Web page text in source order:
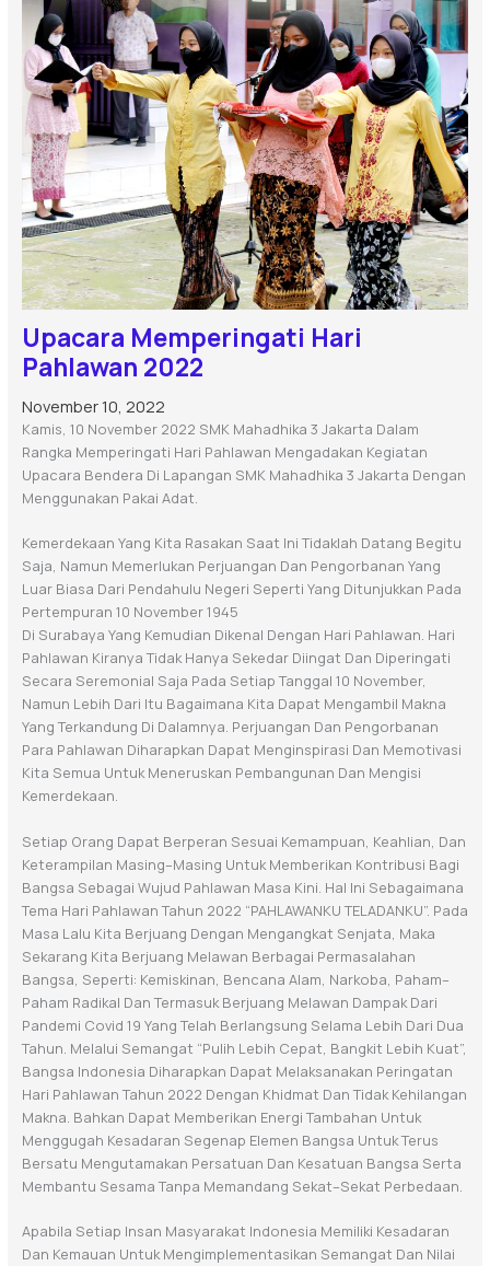
Upacara Memperingati Hari
Pahlawan 2022
November 10, 2022
Kamis, 10 November 2022 SMK Mahadhika 3 Jakarta Dalam
Rangka Memperingati Hari Pahlawan Mengadakan Kegiatan
Upacara Bendera Di Lapangan SMK Mahadhika 3 Jakarta Dengan
Menggunakan Pakai Adat.
Kemerdekaan Yang Kita Rasakan Saat Ini Tidaklah Datang Begitu
Saja, Namun Memerlukan Perjuangan Dan Pengorbanan Yang
Luar Biasa Dari Pendahulu Negeri Seperti Yang Ditunjukkan Pada
Pertempuran 10 November1945
Di Surabaya Yang Kemudian Dikenal Dengan Hari Pahlawan. Hari
Pahlawan Kiranya Tidak Hanya Sekedar Diingat Dan Diperingati
Secara Seremonial Saja Pada Setiap Tanggal 10 November,
Namun Lebih Dari Itu Bagaimana Kita Dapat Mengambil Makna
Yang Terkandung Di Dalamnya. Perjuangan Dan Pengorbanan
Para Pahlawan Diharapkan Dapat Menginspirasi Dan Memotivasi
Kita Semua Untuk Meneruskan Pembangunan Dan Mengisi
Kemerdekaan.
Setiap Orang Dapat Berperan Sesuai Kemampuan, Keahlian, Dan
Keterampilan Masing–Masing Untuk Memberikan Kontribusi Bagi
Bangsa Sebagai Wujud Pahlawan Masa Kini. Hal Ini Sebagaimana
Tema Hari Pahlawan Tahun 2022 “PAHLAWANKU TELADANKU”. Pada
Masa Lalu Kita Berjuang Dengan Mengangkat Senjata, Maka
Sekarang Kita Berjuang Melawan Berbagai Permasalahan
Bangsa, Seperti: Kemiskinan, Bencana Alam, Narkoba, Paham–
Paham Radikal Dan Termasuk Berjuang Melawan Dampak Dari
Pandemi Covid 19 Yang Telah Berlangsung Selama Lebih Dari Dua
Tahun. Melalui Semangat “Pulih Lebih Cepat, Bangkit Lebih Kuat”,
Bangsa Indonesia Diharapkan Dapat Melaksanakan PerIngatan
Hari Pahlawan Tahun 2022 Dengan Khidmat Dan Tidak Kehilangan
Makna. Bahkan Dapat Memberikan Energi Tambahan Untuk
Menggugah Kesadaran Segenap Elemen Bangsa Untuk Terus
Bersatu MengutamakaN PErsatuan Dan Kesatuan Bangsa Serta
Membantu Sesama Tanpa Memandang Sekat–Sekat Perbedaan.
Apabila SeTIap Insan Masyarakat Indonesia Memiliki Kesadaran
Dan Kemauan Untuk Mengimplementasikan SemanGat Dan Nilai